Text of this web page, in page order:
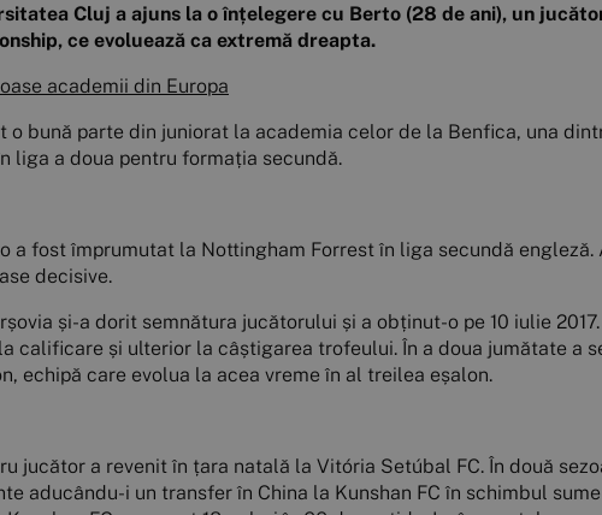
Cluj a ajuns la o înțelegere cu Berto (28 de ani), un
ce evoluează ca extremă dreapta.
academii din Europa
o bună parte din juniorat la academia celor de la Benfica, una
liga a doua pentru formația secundă.
a fost împrumutat la Nottingham Forrest în liga secundă
decisive.
și-a dorit semnătura jucătorului și a obținut-o pe 10 iulie
calificare și ulterior la câștigarea trofeului. În a doua jumătate a
echipă care evolua la acea vreme în al treilea eșalon.
jucător a revenit în țara natală la Vitória Setúbal FC. În două
aducându-i un transfer în China la Kunshan FC în schimbul